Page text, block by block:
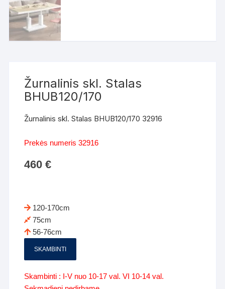
Žurnalinis skl. Stalas
BHUB120/170
Žurnalinis skl. Stalas BHUB120/170 32916
Prekės numeris 32916
460€
120-170cm
75cm
56-76cm
SKAMBINTI
Skambinti : I-V nuo 10-17 val. VI 10-14 val.